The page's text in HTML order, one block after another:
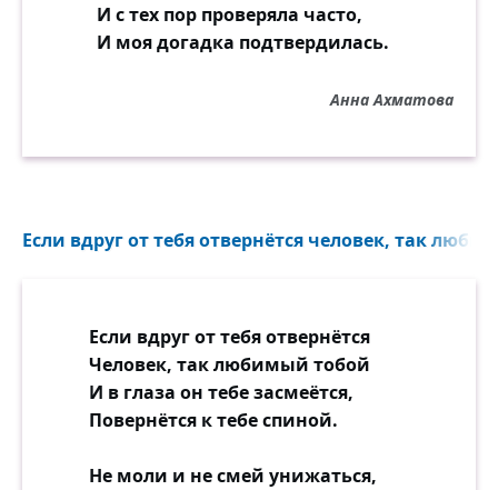
И с тех пор проверяла часто,
И моя догадка подтвердилась.
Анна Ахматова
Если вдруг от тебя отвернётся человек, так
Если вдруг от тебя отвернётся
Человек, так любимый тобой
И в глаза он тебе засмеётся,
Повернётся к тебе спиной.
Не моли и не смей унижаться,